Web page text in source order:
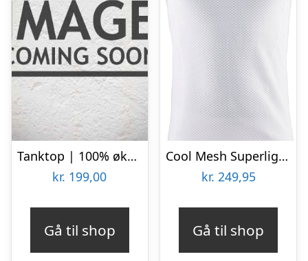
Tanktop | 100% økologisk bomuld | Lys grå
kr. 199,00
Gå til shop
Cool Mesh Superlight Løbe Tanktop
kr. 249,95
Gå til shop